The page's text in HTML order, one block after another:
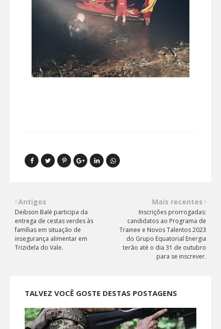
Mais recentes
Inscrições prorrogadas:
candidatos ao Programa de
Trainee e Novos Talentos 2023
do Grupo Equatorial Energia
terão até o dia 31 de outubro
para se inscrever.
Antigos
Deibson Balé participa da
entrega de cestas verdes às
famílias em situação de
insegurança alimentar em
Trizidela do Vale.
TALVEZ VOCÊ GOSTE DESTAS POSTAGENS